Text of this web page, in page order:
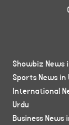
Showbiz News
Sports News in
International
Urdu
Business News